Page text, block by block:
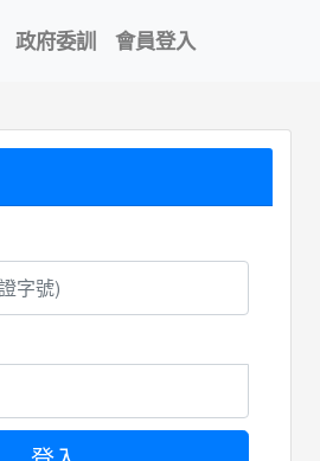
政府委訓 會員登入